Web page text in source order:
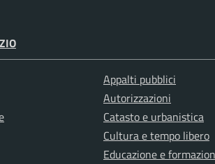
Appalti pubblici
Autorizzazioni
Catasto e urbanistica
Cultura e tempo libero
Educazione e